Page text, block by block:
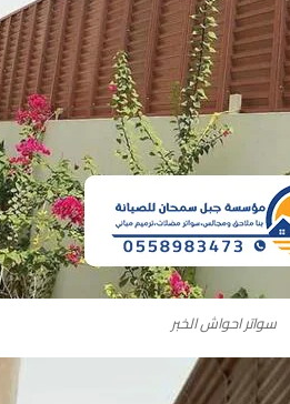
سواتر احواش الخبر